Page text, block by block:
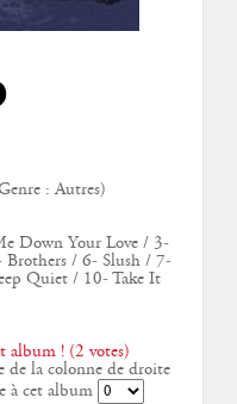
: Autres)
Down Your Love / 3-
/ 6- Slush / 7-
Quiet / 10- Take It
album ! (2 votes)
de la colonne de droite
à cet album